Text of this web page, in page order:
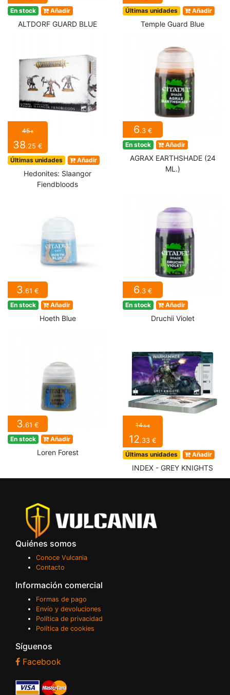
En stock Añadir
ALTDORF GUARD BLUE
Últimas unidades Añadir
Temple Guard Blue
45€
38.25 €
Últimas unidades Añadir
Hedonites: Slaangor
Fiendbloods
6.3 €
En stock Añadir
AGRAX EARTHSHADE (24
ML.)
3.61 €
En stock Añadir
Hoeth Blue
6.3 €
En stock Añadir
Druchii Violet
3.61 €
En stock Añadir
Loren Forest
14.5 €
12.33 €
Últimas unidades Añadir
INDEX - GREY KNIGHTS
Quiénes somos
Conoce Vulcania
Contacto
Información comercial
Formas de pago
Envío y devoluciones
Política de privacidad
Política de cookies
Síguenos
Facebook